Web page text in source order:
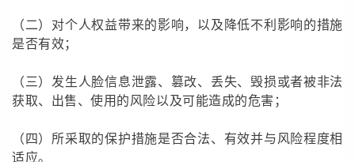
（二）对个人权益带来的影响，以及降低不利影响的措施
是否有效；
（三）发生人脸信息泄露、篡改、丢失、毁损或者被非法
获取、出售、使用的风险以及可能造成的危害；
（四）所采取的保护措施是否合法、有效并与风险程度相
适应。